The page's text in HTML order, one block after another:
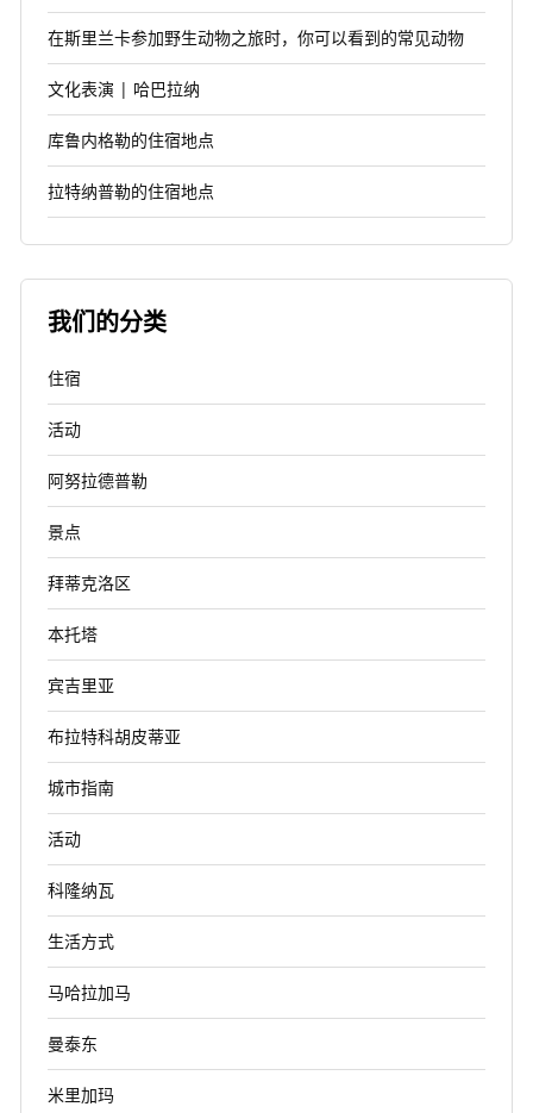
在斯里兰卡参加野生动物之旅时，你可以看到的常见动物
文化表演 | 哈巴拉纳
库鲁内格勒的住宿地点
拉特纳普勒的住宿地点
我们的分类
住宿
活动
阿努拉德普勒
景点
拜蒂克洛区
本托塔
宾吉里亚
布拉特科胡皮蒂亚
城市指南
活动
科隆纳瓦
生活方式
马哈拉加马
曼泰东
米里加玛